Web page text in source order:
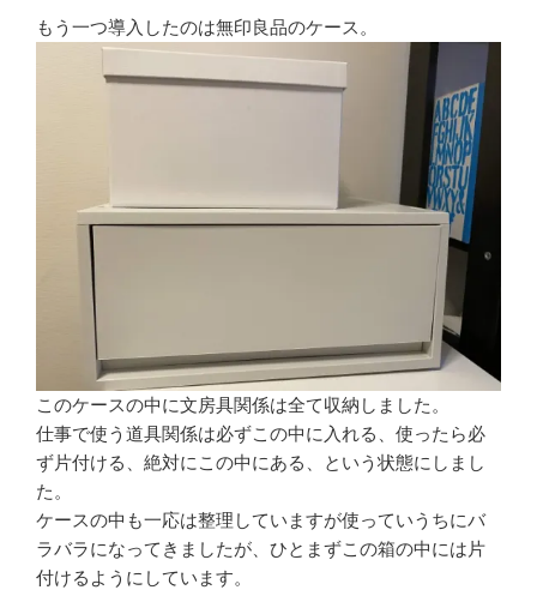
もう一つ導入したのは無印良品のケース。
このケースの中に文房具関係は全て収納しました。
仕事で使う道具関係は必ずこの中に入れる、使ったら必
ず片付ける、絶対にこの中にある、という状態にしまし
た。
ケースの中も一応は整理していますが使っていうちにバ
ラバラになってきましたが、ひとまずこの箱の中には片
付けるようにしています。